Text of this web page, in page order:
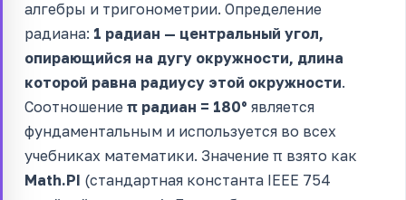
алгебры и тригонометрии. Определение
радиана: 1 радиан — центральный угол,
опирающийся на дугу окружности, длина
которой равна радиусу этой окружности.
Соотношение π радиан = 180° является
фундаментальным и используется во всех
учебниках математики. Значение π взято как
Math.PI (стандартная константа IEEE 754